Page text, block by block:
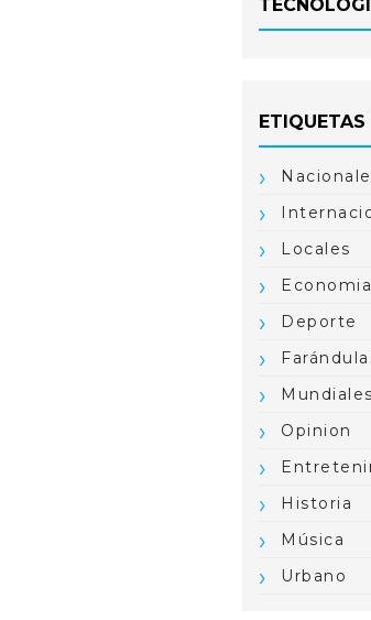
ETIQUETAS
Locales
Economia
Deporte
Mundiales
Opinion
Historia
Música
Urbano